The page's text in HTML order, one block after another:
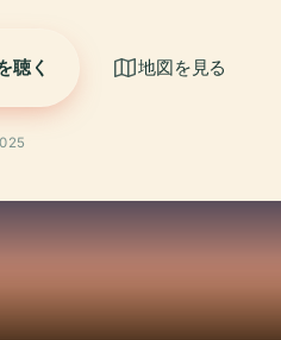
聴く 地図を見る